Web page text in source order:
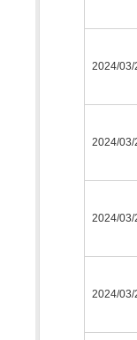
2024/03/
2024/03/
2024/03/
2024/03/